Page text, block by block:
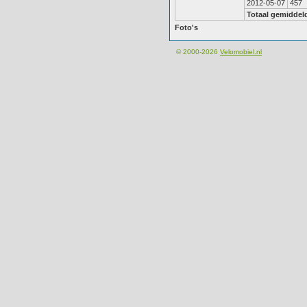
2012-05-07 457
Totaal
Foto's
© 2000-2026 Velomobiel.nl